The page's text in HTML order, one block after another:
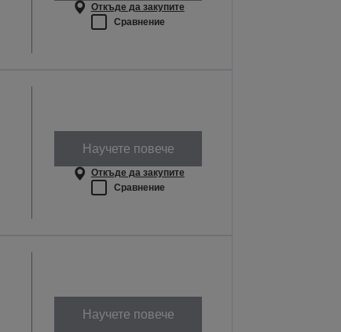
Откъде да закупите
Сравнение
Научете повече
Откъде да закупите
Сравнение
Научете повече